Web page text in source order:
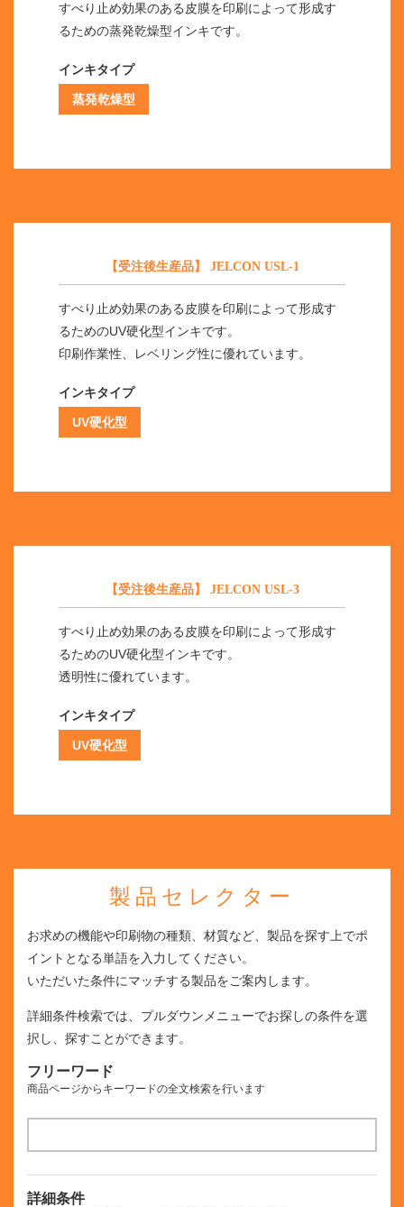
すべり止め効果のある皮膜を印刷によって形成す
るための蒸発乾燥型インキです。
インキタイプ
蒸発乾燥型
【受注後生産品】 JELCON USL-1
すべり止め効果のある皮膜を印刷によって形成す
るためのUV硬化型インキです。
印刷作業性、レベリング性に優れています。
インキタイプ
UV硬化型
【受注後生産品】 JELCON USL-3
すべり止め効果のある皮膜を印刷によって形成す
るためのUV硬化型インキです。
透明性に優れています。
インキタイプ
UV硬化型
製品セレクター
お求めの機能や印刷物の種類、材質など、製品を探す上でポ
イントとなる単語を入力してください。
いただいた条件にマッチする製品をご案内します。
詳細条件検索では、プルダウンメニューでお探しの条件を選
択し、探すことができます。
フリーワード
商品ページからキーワードの全文検索を行います
詳細条件